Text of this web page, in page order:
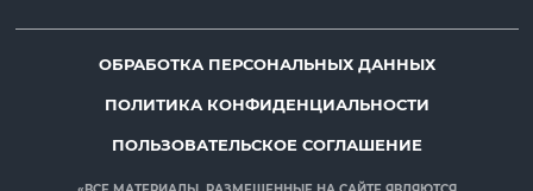
ОБРАБОТКА ПЕРСОНАЛЬНЫХ ДАННЫХ
ПОЛИТИКА КОНФИДЕНЦИАЛЬНОСТИ
ПОЛЬЗОВАТЕЛЬСКОЕ СОГЛАШЕНИЕ